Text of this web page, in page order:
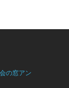
の窓アン